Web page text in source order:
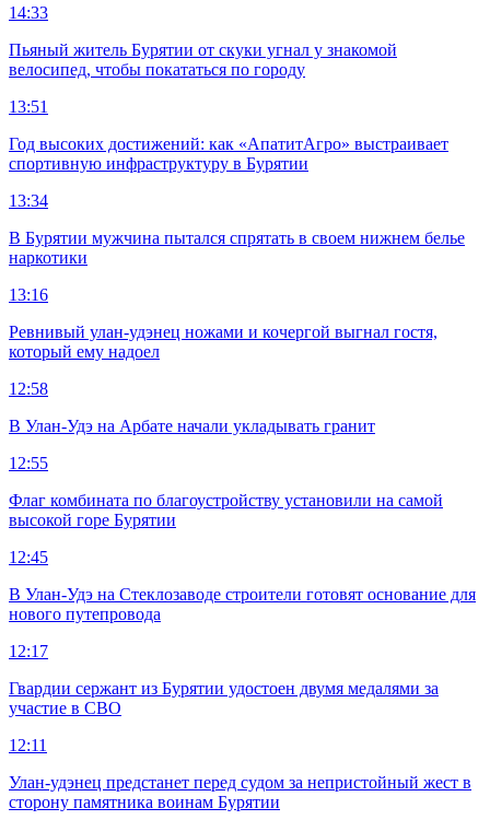
14:33
Пьяный житель Бурятии от скуки угнал у знакомой
велосипед, чтобы покататься по городу
13:51
Год высоких достижений: как «АпатитАгро» выстраивает
спортивную инфраструктуру в Бурятии
13:34
В Бурятии мужчина пытался спрятать в своем нижнем белье
наркотики
13:16
Ревнивый улан-удэнец ножами и кочергой выгнал гостя,
который ему надоел
12:58
В Улан-Удэ на Арбате начали укладывать гранит
12:55
Флаг комбината по благоустройству установили на самой
высокой горе Бурятии
12:45
В Улан-Удэ на Стеклозаводе строители готовят основание для
нового путепровода
12:17
Гвардии сержант из Бурятии удостоен двумя медалями за
участие в СВО
12:11
Улан-удэнец предстанет перед судом за непристойный жест в
сторону памятника воинам Бурятии